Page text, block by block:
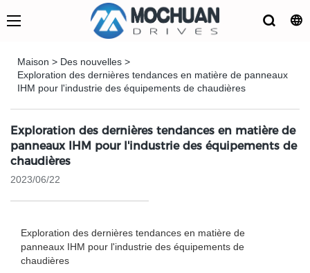
Maison > Des nouvelles >
Exploration des dernières tendances en matière de panneaux
IHM pour l'industrie des équipements de chaudières
Exploration des dernières tendances en matière de
panneaux IHM pour l'industrie des équipements de
chaudières
2023/06/22
Exploration des dernières tendances en matière de
panneaux IHM pour l'industrie des équipements de
chaudières